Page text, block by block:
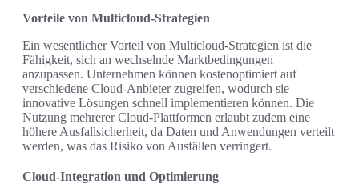
Vorteile von Multicloud-Strategien
Ein wesentlicher Vorteil von Multicloud-Strategien ist die
Fähigkeit, sich an wechselnde Marktbedingungen
anzupassen. Unternehmen können kostenoptimiert auf
verschiedene Cloud-Anbieter zugreifen, wodurch sie
innovative Lösungen schnell implementieren können. Die
Nutzung mehrerer Cloud-Plattformen erlaubt zudem eine
höhere Ausfallsicherheit, da Daten und Anwendungen verteilt
werden, was das Risiko von Ausfällen verringert.
Cloud-Integration und Optimierung